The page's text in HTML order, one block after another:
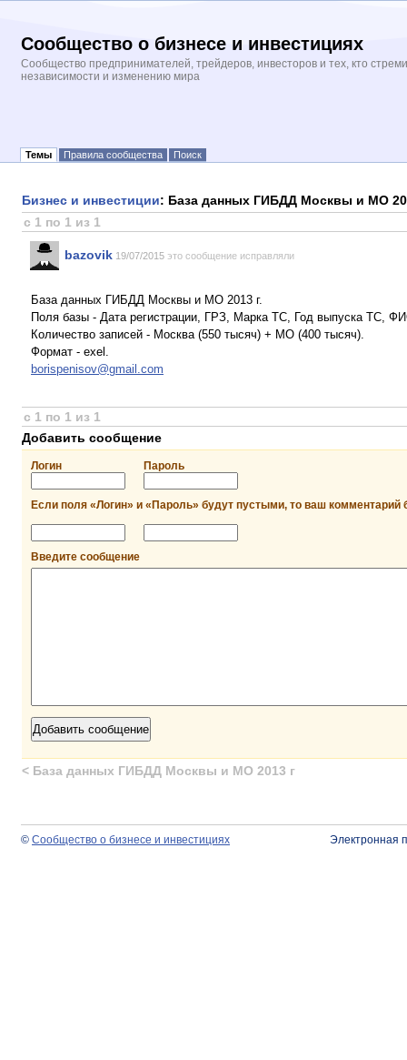
Сообщество о бизнесе и инвестициях
Сообщество предпринимателей, трейдеров, инвесторов и тех, кто
независимости и изменению мира
Темы Правила сообщества Поиск
Бизнес и инвестиции: База данных ГИБДД Москвы и МО
с 1 по 1 из 1
bazovik 19/07/2015 это сообщение исправляли
База данных ГИБДД Москвы и МО 2013 г.
Поля базы - Дата регистрации, ГРЗ, Марка ТС, Год выпуска ТС,
Количество записей - Москва (550 тысяч) + МО (400 тысяч).
Формат - exel.
borispenisov@gmail.com
с 1 по 1 из 1
Добавить сообщение
Логин Пароль
Если поля «Логин» и «Пароль» будут пустыми, то ваш комментарий
Введите сообщение
< База данных ГИБДД Москвы и МО 2013 г
© Сообщество о бизнесе и инвестициях Электронная